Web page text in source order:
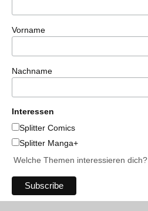
Vorname
Nachname
Interessen
Splitter Comics
Splitter Manga+
Welche Themen interessieren dich?